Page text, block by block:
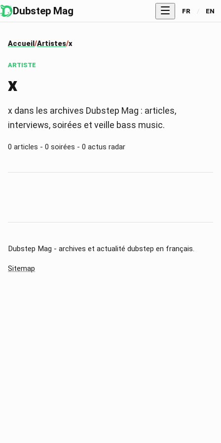
Dubstep Mag FR / EN
Accueil Artistes x
ARTISTE
x
x dans les archives Dubstep Mag : articles,
interviews, soirées et veille bass music.
0 articles - 0 soirées - 0 actus radar
Dubstep Mag - archives et actualité dubstep en français.
Sitemap